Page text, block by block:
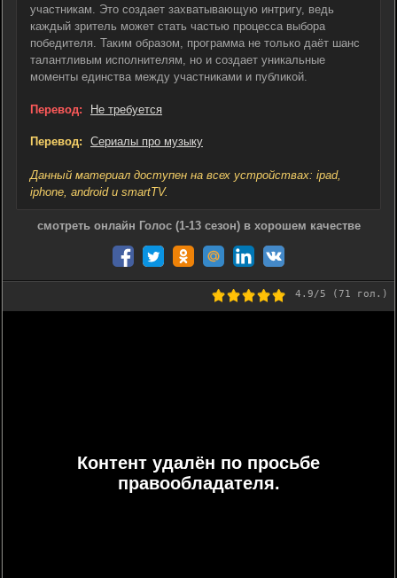
участникам. Это создает захватывающую интригу, ведь
каждый зритель может стать частью процесса выбора
победителя. Таким образом, программа не только даёт шанс
талантливым исполнителям, но и создает уникальные
моменты единства между участниками и публикой.
Перевод: Не требуется
Перевод: Сериалы про музыку
Данный материал доступен на всех устройствах: ipad,
iphone, android и smartTV.
смотреть онлайн Голос (1-13 сезон) в хорошем качестве
4.9/5 (71 гол.)
Контент удалён по просьбе
правообладателя.